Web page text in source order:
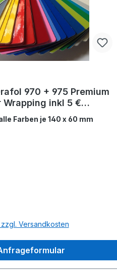
970 + 975 Premium
inkl 5 €
Farben je 140 x 60 mm
Versandkosten